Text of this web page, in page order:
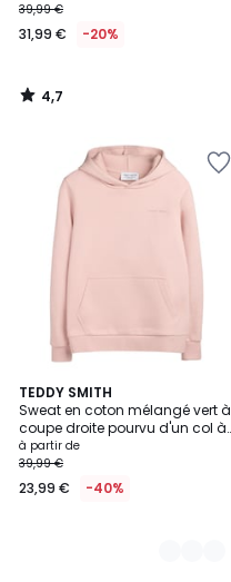
39,99 €
31,99 € -20%
4,7
/
TEDDY SMITH
Sweat en coton mélangé vert à
coupe droite pourvu d'un col à
capuche
à partir de
39,99 €
23,99 € -40%
2
Couleurs